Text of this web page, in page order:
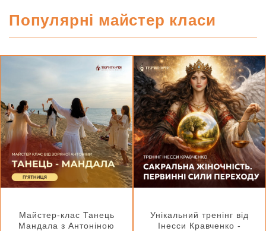
Популярні майстер класи
Майстер-клас Танець
Мандала з Антоніною
Унікальний тренінг від
Інесси Кравченко -